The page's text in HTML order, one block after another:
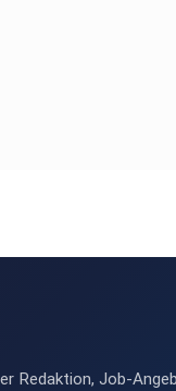
Redaktion, Job-